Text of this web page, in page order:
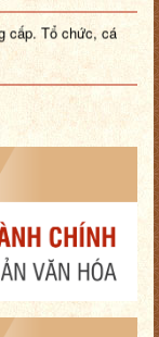
cấp. Tổ chức, cá